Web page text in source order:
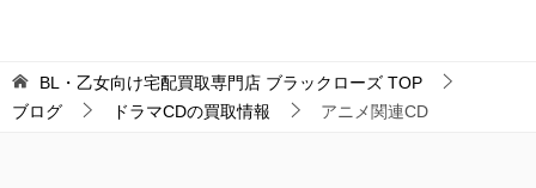
BL・乙女向け宅配買取専門店 ブラックローズ TOP
ブログ
ドラマCDの買取情報 アニメ関連CD